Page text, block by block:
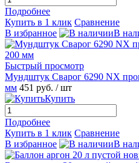
Подробнее
Купить в 1 клик Сравнение
В избранное
В
Быстрый просмотр
Мундштук Сварог 6290 NX
мм 451 руб. / шт
Купить
Подробнее
Купить в 1 клик Сравнение
В избранное
В